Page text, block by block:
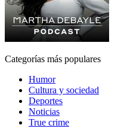
Categorías más populares
Humor
Cultura y sociedad
Deportes
Noticias
True crime